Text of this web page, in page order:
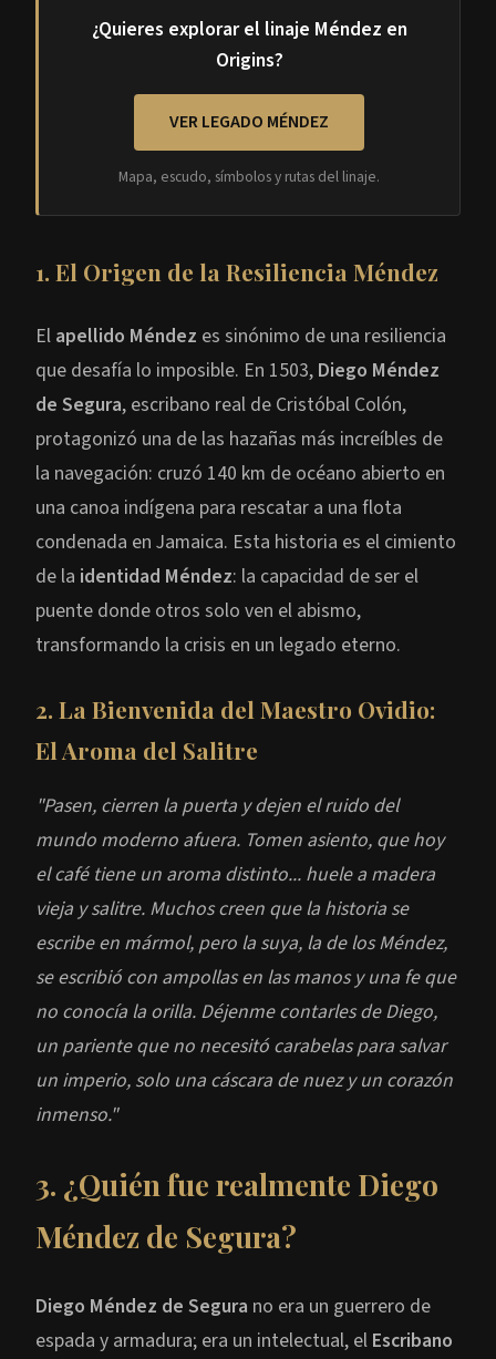
¿Quieres explorar el linaje Méndez en
Origins?
VER LEGADO MÉNDEZ
Mapa, escudo, símbolos y rutas del linaje.
1. El Origen de la Resiliencia Méndez
El apellido Méndez es sinónimo de una resiliencia
que desafía lo imposible. En 1503, Diego Méndez
de Segura, escribano real de Cristóbal Colón,
protagonizó una de las hazañas más increíbles de
la navegación: cruzó 140 km de océano abierto en
una canoa indígena para rescatar a una flota
condenada en Jamaica. Esta historia es el cimiento
de la identidad Méndez: la capacidad de ser el
puente donde otros solo ven el abismo,
transformando la crisis en un legado eterno.
2. La Bienvenida del Maestro Ovidio:
El Aroma del Salitre
"Pasen, cierren la puerta y dejen el ruido del
mundo moderno afuera. Tomen asiento, que hoy
el café tiene un aroma distinto... huele a madera
vieja y salitre. Muchos creen que la historia se
escribe en mármol, pero la suya, la de los Méndez,
se escribió con ampollas en las manos y una fe que
no conocía la orilla. Déjenme contarles de Diego,
un pariente que no necesitó carabelas para salvar
un imperio, solo una cáscara de nuez y un corazón
inmenso."
3. ¿Quién fue realmente Diego
Méndez de Segura?
Diego Méndez de Segura no era un guerrero de
espada y armadura; era un intelectual, el Escribano